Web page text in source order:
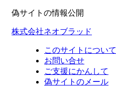
偽サイトの情報公開
株式会社ネオブラッド
このサイトについて
お問い合せ
ご支援にかんして
偽サイトのメール